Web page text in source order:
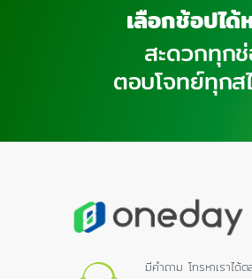
เลือกช้อปได้
สะดวกทุก
ตอบโจทย์ทุกส
มีคำถาม โทรหาเราได้